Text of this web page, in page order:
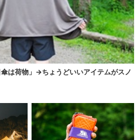
傘は荷物」→ちょうどいいアイテムがスノ